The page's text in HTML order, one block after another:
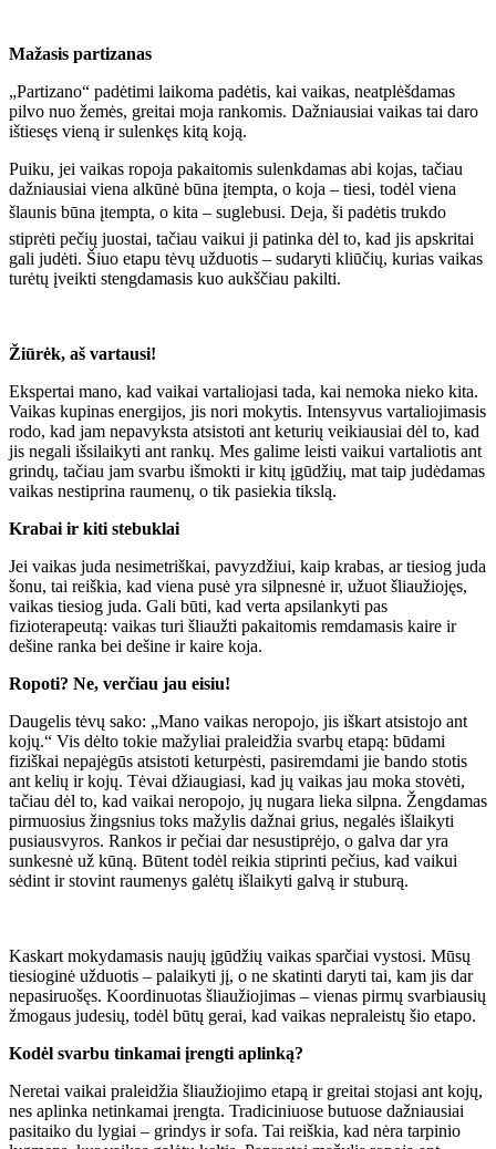
Mažasis partizanas
„Partizano“ padėtimi laikoma padėtis, kai vaikas, neatplėšdamas
pilvo nuo žemės, greitai moja rankomis. Dažniausiai vaikas tai daro
ištiesęs vieną ir sulenkęs kitą koją.
Puiku, jei vaikas ropoja pakaitomis sulenkdamas abi kojas, tačiau
dažniausiai viena alkūnė būna įtempta, o koja – tiesi, todėl viena
šlaunis būna įtempta, o kita – suglebusi. Deja, ši padėtis trukdo
stiprėti pečių juostai, tačiau vaikui ji patinka dėl to, kad jis apskritai
gali judėti. Šiuo etapu tėvų užduotis – sudaryti kliūčių, kurias vaikas
turėtų įveikti stengdamasis kuo aukščiau pakilti.
Žiūrėk, aš vartausi!
Ekspertai mano, kad vaikai vartaliojasi tada, kai nemoka nieko kita.
Vaikas kupinas energijos, jis nori mokytis. Intensyvus vartaliojimasis
rodo, kad jam nepavyksta atsistoti ant keturių veikiausiai dėl to, kad
jis negali išsilaikyti ant rankų. Mes galime leisti vaikui vartaliotis ant
grindų, tačiau jam svarbu išmokti ir kitų įgūdžių, mat taip judėdamas
vaikas nestiprina raumenų, o tik pasiekia tikslą.
Krabai ir kiti stebuklai
Jei vaikas juda nesimetriškai, pavyzdžiui, kaip krabas, ar tiesiog juda
šonu, tai reiškia, kad viena pusė yra silpnesnė ir, užuot šliaužiojęs,
vaikas tiesiog juda. Gali būti, kad verta apsilankyti pas
fizioterapeutą: vaikas turi šliaužti pakaitomis remdamasis kaire ir
dešine ranka bei dešine ir kaire koja.
Ropoti? Ne, verčiau jau eisiu!
Daugelis tėvų sako: „Mano vaikas neropojo, jis iškart atsistojo ant
kojų.“ Vis dėlto tokie mažyliai praleidžia svarbų etapą: būdami
fiziškai nepajėgūs atsistoti keturpėsti, pasiremdami jie bando stotis
ant kelių ir kojų. Tėvai džiaugiasi, kad jų vaikas jau moka stovėti,
tačiau dėl to, kad vaikai neropojo, jų nugara lieka silpna. Žengdamas
pirmuosius žingsnius toks mažylis dažnai grius, negalės išlaikyti
pusiausvyros. Rankos ir pečiai dar nesustiprėjo, o galva dar yra
sunkesnė už kūną. Būtent todėl reikia stiprinti pečius, kad vaikui
sėdint ir stovint raumenys galėtų išlaikyti galvą ir stuburą.
Kaskart mokydamasis naujų įgūdžių vaikas sparčiai vystosi. Mūsų
tiesioginė užduotis – palaikyti jį, o ne skatinti daryti tai, kam jis dar
nepasiruošęs. Koordinuotas šliaužiojimas – vienas pirmų svarbiausių
žmogaus judesių, todėl būtų gerai, kad vaikas nepraleistų šio etapo.
Kodėl svarbu tinkamai įrengti aplinką?
Neretai vaikai praleidžia šliaužiojimo etapą ir greitai stojasi ant kojų,
nes aplinka netinkamai įrengta. Tradiciniuose butuose dažniausiai
pasitaiko du lygiai – grindys ir sofa. Tai reiškia, kad nėra tarpinio